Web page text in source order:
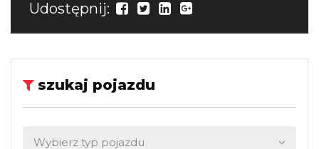
Udostępnij:
szukaj pojazdu